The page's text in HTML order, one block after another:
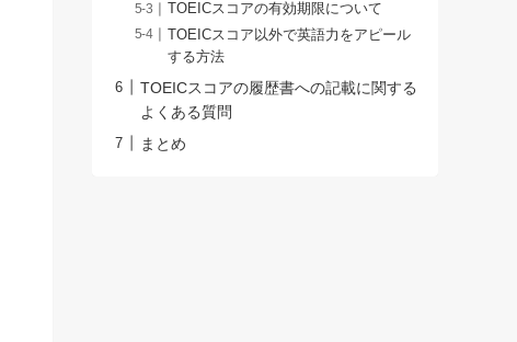
TOEICスコアの有効期限について
TOEICスコア以外で英語力をアピール
する方法
TOEICスコアの履歴書への記載に関する
よくある質問
まとめ